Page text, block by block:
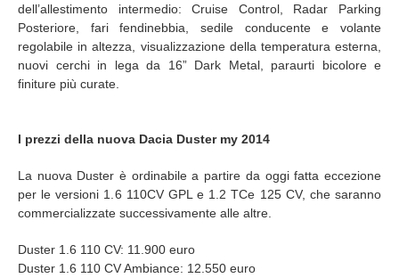
dell’allestimento intermedio: Cruise Control, Radar Parking
Posteriore, fari fendinebbia, sedile conducente e volante
regolabile in altezza, visualizzazione della temperatura esterna,
nuovi cerchi in lega da 16” Dark Metal, paraurti bicolore e
finiture più curate.
I prezzi della nuova Dacia Duster my 2014
La nuova Duster è ordinabile a partire da oggi fatta eccezione
per le versioni 1.6 110CV GPL e 1.2 TCe 125 CV, che saranno
commercializzate successivamente alle altre.
Duster 1.6 110 CV: 11.900 euro
Duster 1.6 110 CV Ambiance: 12.550 euro